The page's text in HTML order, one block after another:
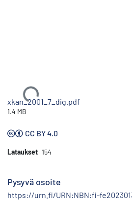
Ladataan...
xkan_2001_7_dig.pdf
1.4 MB
CC BY 4.0
Lataukset 154
Pysyvä osoite
https://urn.fi/URN:NBN:fi-